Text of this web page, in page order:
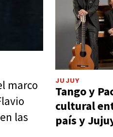
marco
las
JUJUY
Tango y
cultural
país y